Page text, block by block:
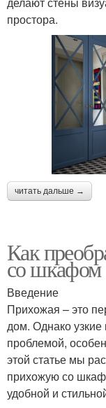
простора.
читать дальше →
Как
со шкафом
Введение
Прихожая – это
дом. Однако узкие
проблемой,
этой статье мы
прихожую со
удобной и